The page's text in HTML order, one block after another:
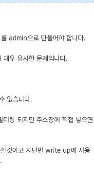
admin으로 만들어야 합니다.
우 유사한 문제입니다.
없습니다.
링 되지만 주소창에 직접 넣으면
것이고 지난번 write up에 사용